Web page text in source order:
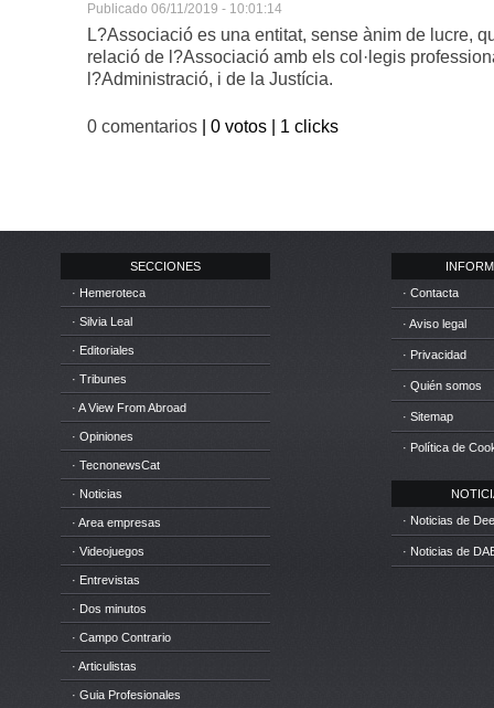
Publicado 06/11/2019 - 10:01:14
L?Associació es una entitat, sense ànim de lucre,
relació de l?Associació amb els col·legis
l?Administració, i de la Justícia.
0 comentarios | 0 votos | 1 clicks
SECCIONES
· Hemeroteca
· Silvia Leal
· Editoriales
· Tribunes
· A View From Abroad
· Opiniones
· TecnonewsCat
· Noticias
· Area empresas
· Videojuegos
· Entrevistas
· Dos minutos
· Campo Contrario
· Articulistas
· Guia Profesionales
· Contacta
· Aviso legal
· Privacidad
· Quién somos
· Sitemap
· Política de
· Noticias de
· Noticias de